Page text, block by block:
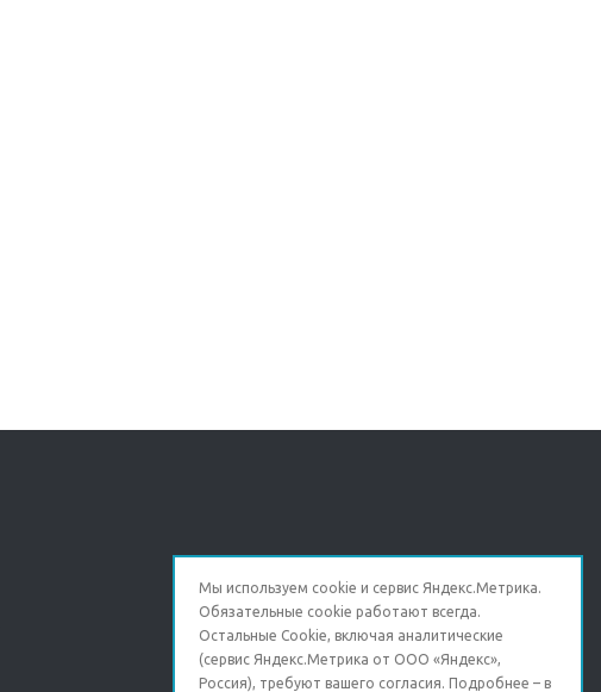
Мы используем cookie и сервис Яндекс.Метрика.
Обязательные cookie работают всегда.
Остальные Сookie, включая аналитические
(сервис Яндекс.Метрика от ООО «Яндекс»,
Россия), требуют вашего согласия. Подробнее – в